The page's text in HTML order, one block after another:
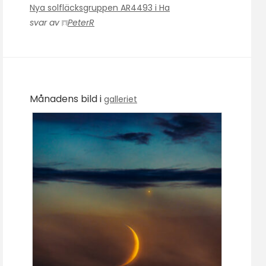
Nya solfläcksgruppen AR4493 i Ha
svar av
PeterR
Månadens bild i galleriet